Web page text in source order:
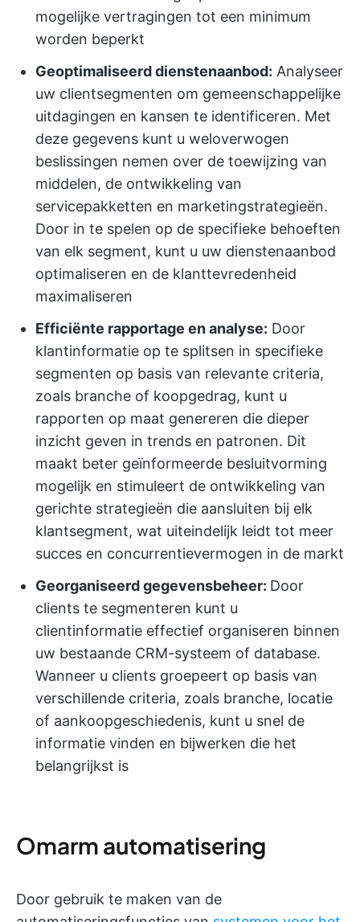
mogelijke vertragingen tot een minimum
worden beperkt
Geoptimaliseerd dienstenaanbod: Analyseer
uw clientsegmenten om gemeenschappelijke
uitdagingen en kansen te identificeren. Met
deze gegevens kunt u weloverwogen
beslissingen nemen over de toewijzing van
middelen, de ontwikkeling van
servicepakketten en marketingstrategieën.
Door in te spelen op de specifieke behoeften
van elk segment, kunt u uw dienstenaanbod
optimaliseren en de klanttevredenheid
maximaliseren
Efficiënte rapportage en analyse: Door
klantinformatie op te splitsen in specifieke
segmenten op basis van relevante criteria,
zoals branche of koopgedrag, kunt u
rapporten op maat genereren die dieper
inzicht geven in trends en patronen. Dit
maakt beter geïnformeerde besluitvorming
mogelijk en stimuleert de ontwikkeling van
gerichte strategieën die aansluiten bij elk
klantsegment, wat uiteindelijk leidt tot meer
succes en concurrentievermogen in de markt
Georganiseerd gegevensbeheer: Door
clients te segmenteren kunt u
clientinformatie effectief organiseren binnen
uw bestaande CRM-systeem of database.
Wanneer u clients groepeert op basis van
verschillende criteria, zoals branche, locatie
of aankoopgeschiedenis, kunt u snel de
informatie vinden en bijwerken die het
belangrijkst is
Omarm automatisering
Door gebruik te maken van de